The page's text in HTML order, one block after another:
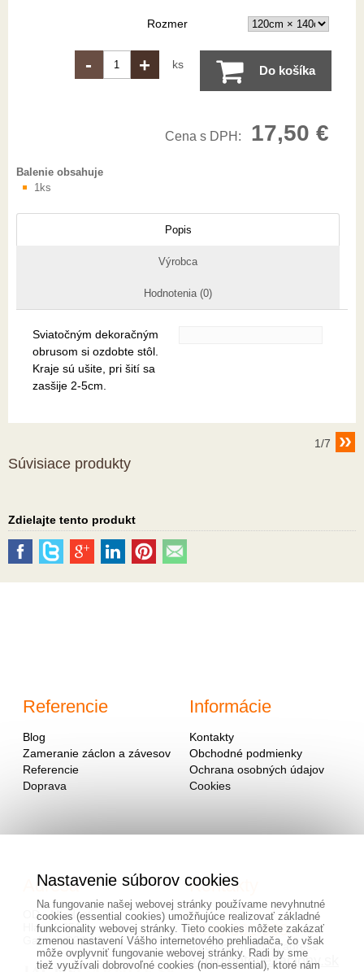
Rozmer
- + ks Do košíka
Cena s DPH: 17,50 €
Balenie obsahuje
1ks
Popis
Výrobca
Hodnotenia (0)
Sviatočným dekoračným
obrusom si ozdobte stôl.
Kraje sú ušite, pri šití sa
zasšije 2-5cm.
1/7
Súvisiace produkty
Zdielajte tento produkt
Referencie
Blog
Zameranie záclon a závesov
Referencie
Doprava
Informácie
Kontakty
Obchodné podmienky
Ochrana osobných údajov
Cookies
Adresa
OD - Mladosť
Hlavná 951
Galanta 924 01
Kontakty
0940 091 999
alebo na mailovej adrese
info@hotovezaclony.sk
Nastavenie súborov cookies
Na fungovanie našej webovej stránky používame nevyhnutné
cookies (essential cookies) umožňujúce realizovať základné
funkcionality webovej stránky. Tieto cookies môžete zakázať
zmenou nastavení Vášho internetového prehliadača, čo však
môže ovplyvniť fungovanie webovej stránky. Radi by sme
tiež využívali dobrovoľné cookies (non-essential), ktoré nám